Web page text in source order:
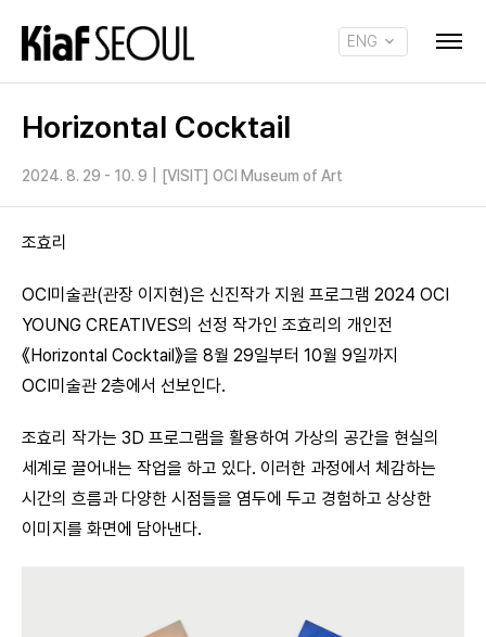
ENG
Horizontal Cocktail
2024. 8. 29 - 10. 9 [VISIT] OCI Museum of Art
조효리
OCI미술관(관장 이지현)은 신진작가 지원 프로그램 2024 OCI
YOUNG CREATIVES의 선정 작가인 조효리의 개인전
《Horizontal Cocktail》을 8월 29일부터 10월 9일까지
OCI미술관 2층에서 선보인다.
조효리 작가는 3D 프로그램을 활용하여 가상의 공간을 현실의
세계로 끌어내는 작업을 하고 있다. 이러한 과정에서 체감하는
시간의 흐름과 다양한 시점들을 염두에 두고 경험하고 상상한
이미지를 화면에 담아낸다.